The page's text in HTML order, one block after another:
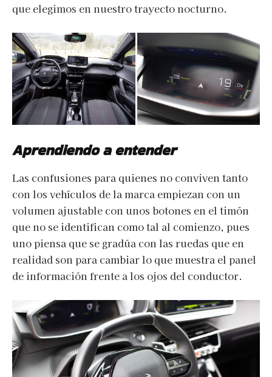
que elegimos en nuestro trayecto nocturno.
Aprendiendo a entender
Las confusiones para quienes no conviven tanto
con los vehículos de la marca empiezan con un
volumen ajustable con unos botones en el timón
que no se identifican como tal al comienzo, pues
uno piensa que se gradúa con las ruedas que en
realidad son para cambiar lo que muestra el panel
de información frente a los ojos del conductor.